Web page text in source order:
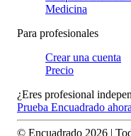
Medicina
Para profesionales
Crear una cuenta
Precio
¿Eres profesional
Prueba Encuadrado ahora
© Encuadrado 2026 |